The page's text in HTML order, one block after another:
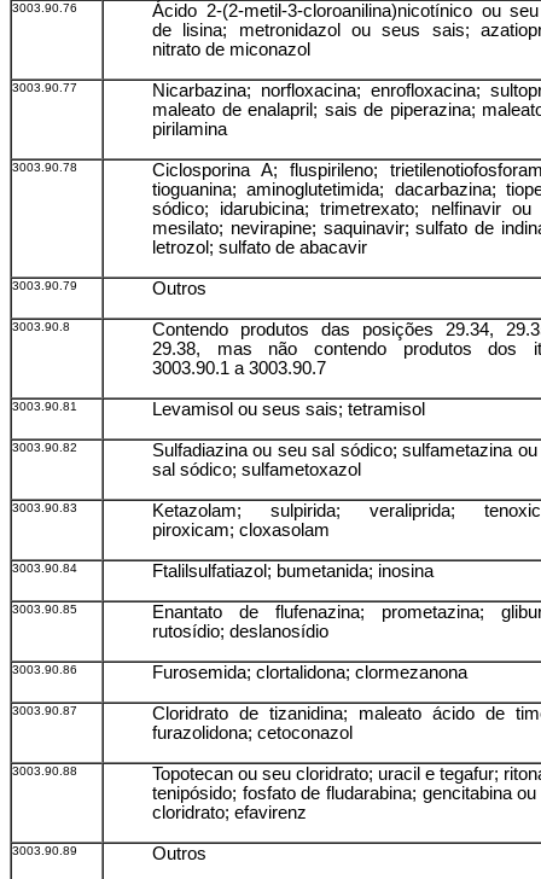
3003.90.76
Ácido 2-(2-metil-3-cloroanilina)nicotínico ou
de lisina; metronidazol ou seus sais;
nitrato de miconazol
3003.90.77
Nicarbazina; norfloxacina; enrofloxacina;
maleato de enalapril; sais de piperazina;
pirilamina
3003.90.78
Ciclosporina A; fluspirileno;
tioguanina; aminoglutetimida; dacarbazina;
sódico; idarubicina; trimetrexato; nelfinavir ou
mesilato; nevirapine; saquinavir; sulfato de
letrozol; sulfato de abacavir
3003.90.79 Outros
3003.90.8
Contendo produtos das posições 29.34,
29.38, mas não contendo produtos dos
3003.90.1 a 3003.90.7
3003.90.81 Levamisol ou seus sais; tetramisol
3003.90.82
Sulfadiazina ou seu sal sódico; sulfametazina
sal sódico; sulfametoxazol
3003.90.83
Ketazolam; sulpirida; veraliprida;
piroxicam; cloxasolam
3003.90.84 Ftalilsulfatiazol; bumetanida; inosina
3003.90.85
Enantato de flufenazina; prometazina;
rutosídio; deslanosídio
3003.90.86 Furosemida; clortalidona; clormezanona
3003.90.87
Cloridrato de tizanidina; maleato ácido de
furazolidona; cetoconazol
3003.90.88
Topotecan ou seu cloridrato; uracil e tegafur;
tenipósido; fosfato de fludarabina; gencitabina
cloridrato; efavirenz
3003.90.89 Outros